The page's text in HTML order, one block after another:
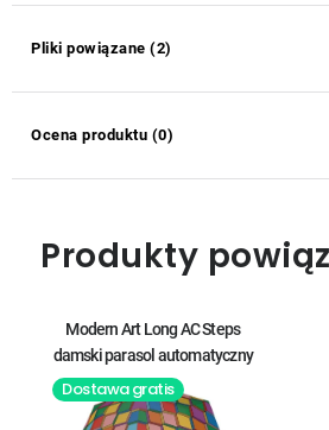
Pliki powiązane (2)
Ocena produktu (0)
Produkty
Modern Art Long AC Steps
damski parasol automatyczny
Dostawa gratis